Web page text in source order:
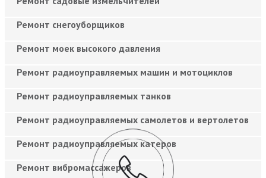
Ремонт снегоуборщиков
Ремонт моек высокого давления
Ремонт радиоуправляемых машин и мотоциклов
Ремонт радиоуправляемых танков
Ремонт радиоуправляемых самолетов и вертолетов
Ремонт радиоуправляемых катеров
Ремонт вибромассажеров